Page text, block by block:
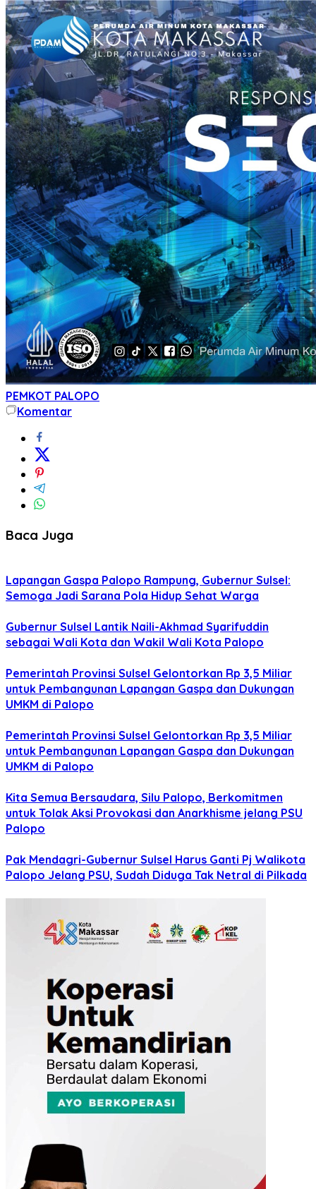
PEMKOT PALOPO
Komentar
Baca Juga
Lapangan Gaspa Palopo Rampung, Gubernur Sulsel:
Semoga Jadi Sarana Pola Hidup Sehat Warga
Gubernur Sulsel Lantik Naili-Akhmad Syarifuddin
sebagai Wali Kota dan Wakil Wali Kota Palopo
Pemerintah Provinsi Sulsel Gelontorkan Rp 3,5 Miliar
untuk Pembangunan Lapangan Gaspa dan Dukungan
UMKM di Palopo
Pemerintah Provinsi Sulsel Gelontorkan Rp 3,5 Miliar
untuk Pembangunan Lapangan Gaspa dan Dukungan
UMKM di Palopo
Kita Semua Bersaudara, Silu Palopo, Berkomitmen
untuk Tolak Aksi Provokasi dan Anarkhisme jelang PSU
Palopo
Pak Mendagri-Gubernur Sulsel Harus Ganti Pj Walikota
Palopo Jelang PSU, Sudah Diduga Tak Netral di Pilkada